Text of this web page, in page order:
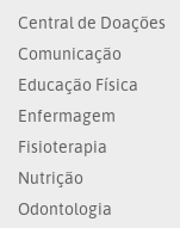
Central de Doações
Comunicação
Educação Física
Enfermagem
Fisioterapia
Nutrição
Odontologia